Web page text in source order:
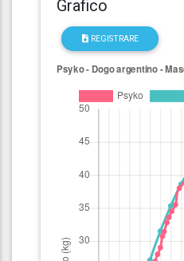
Grafico
REGISTRARE